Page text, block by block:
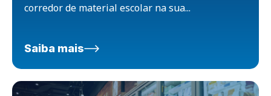
corredor de material escolar na sua...
Saiba mais